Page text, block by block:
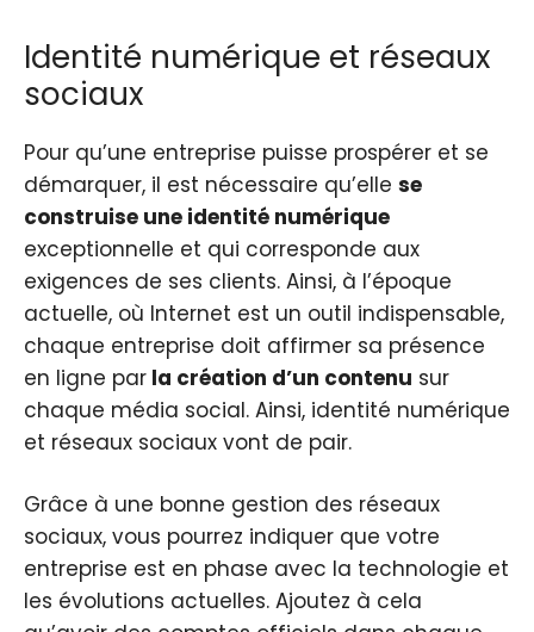
Identité numérique et réseaux
sociaux
Pour qu’une entreprise puisse prospérer et se
démarquer, il est nécessaire qu’elle se
construise une identité numérique
exceptionnelle et qui corresponde aux
exigences de ses clients. Ainsi, à l’époque
actuelle, où Internet est un outil indispensable,
chaque entreprise doit affirmer sa présence
en ligne par la création d’un contenu sur
chaque média social. Ainsi, identité numérique
et réseaux sociaux vont de pair.
Grâce à une bonne gestion des réseaux
sociaux, vous pourrez indiquer que votre
entreprise est en phase avec la technologie et
les évolutions actuelles. Ajoutez à cela